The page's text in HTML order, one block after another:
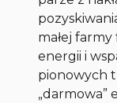
małej
energii i
pionowych
„darmowa”